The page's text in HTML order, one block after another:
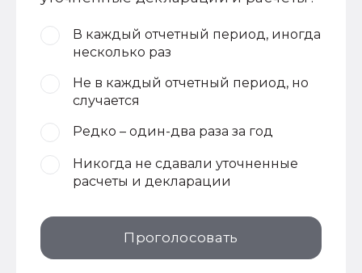
В каждый отчетный период, иногда
несколько раз
Не в каждый отчетный период, но
случается
Редко – один-два раза за год
Никогда не сдавали уточненные
расчеты и декларации
Проголосовать